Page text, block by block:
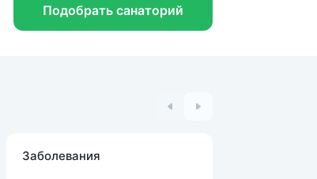
Шведский стол
Спа-услуги
Доступная среда
Подобрать санаторий
Заболевания